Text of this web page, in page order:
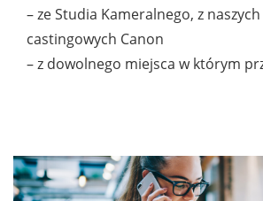
– ze Studia Kameralnego, z
castingowych Canon
– z dowolnego miejsca w którym